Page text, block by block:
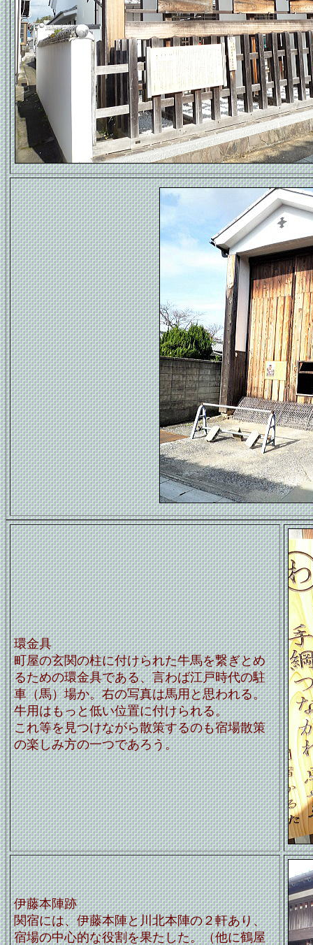
環金具
町屋の玄関の柱に付けられた牛馬を繋ぎとめ
るための環金具である、言わば江戸時代の駐
車（馬）場か。右の写真は馬用と思われる。
牛用はもっと低い位置に付けられる。
これ等を見つけながら散策するのも宿場散策
の楽しみ方の一つであろう。
伊藤本陣跡
関宿には、伊藤本陣と川北本陣の２軒あり、
宿場の中心的な役割を果たした。（他に鶴屋